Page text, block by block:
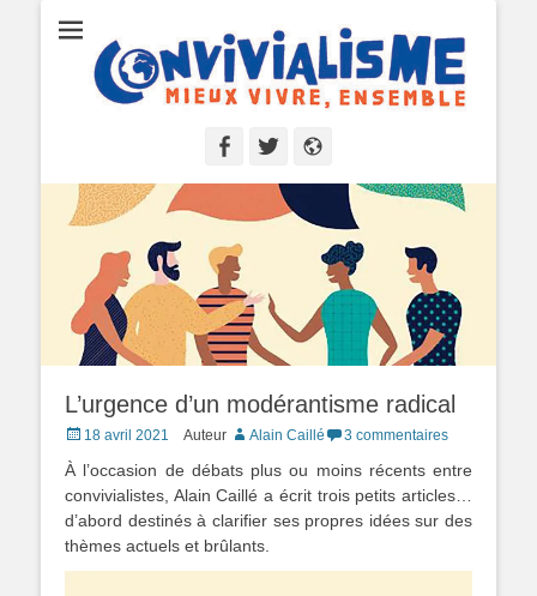
Convivialisme
Mieux vivre, ensemble
Facebook
Twitter
L’urgence d’un modérantisme radical
Posted
18 avril 2021 Auteur Alain Caillé 3 commentaires
À l’occasion de débats plus ou moins récents entre
convivialistes, Alain Caillé a écrit trois petits articles…
d’abord destinés à clarifier ses propres idées sur des
thèmes actuels et brûlants.